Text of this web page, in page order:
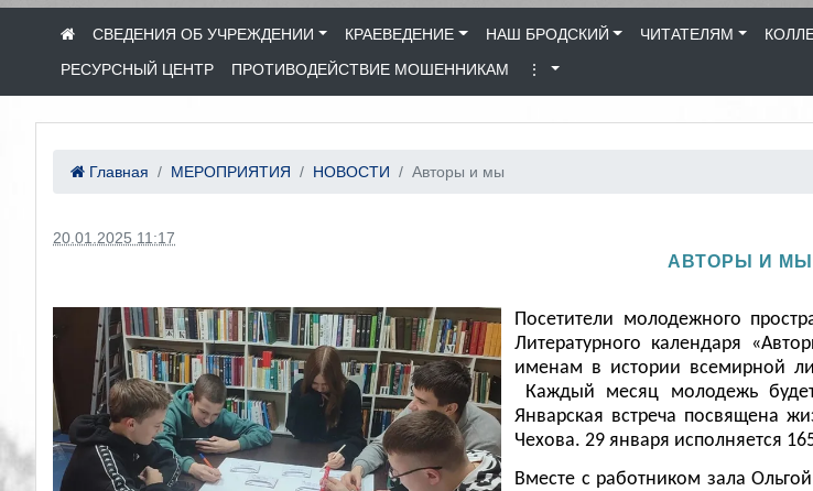
СВЕДЕНИЯ ОБ УЧРЕЖДЕНИИ КРАЕВЕДЕНИЕ НАШ БРОДСКИЙ ЧИТАТЕЛЯМ
РЕСУРСНЫЙ ЦЕНТР
ПРОТИВОДЕЙСТВИЕ МОШЕННИКАМ ⋮
Главная МЕРОПРИЯТИЯ НОВОСТИ Авторы и мы
20.01.2025 11:17
АВТОРЫ И МЫ
Посетители молодежного
Литературного календаря
именам в истории всемирной
Каждый месяц молодежь
Январская встреча посвящена
Чехова. 29 января исполняется
Вместе с работником зала